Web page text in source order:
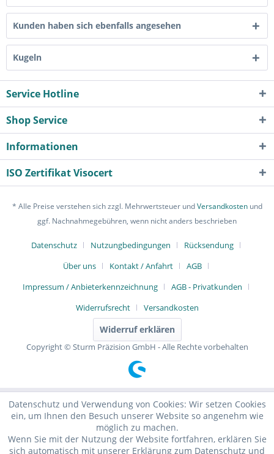
Kunden haben sich ebenfalls angesehen
Kugeln
Service Hotline
Shop Service
Informationen
ISO Zertifikat Visocert
* Alle Preise verstehen sich zzgl. Mehrwertsteuer undVersandkostenund
ggf. Nachnahmegebühren, wenn nicht anders beschrieben
Datenschutz Nutzungbedingungen
Rücksendung
Über uns
Kontakt / Anfahrt
AGB
Impressum / Anbieterkennzeichnung
AGB - Privatkunden
Widerrufsrecht
Versandkosten
Widerruf erklären
Copyright © Sturm Präzision GmbH - Alle Rechte vorbehalten
Datenschutz und Verwendung von Cookies: Wir setzen Cookies
ein, um Ihnen den Besuch unserer Website so angenehm wie
möglich zu machen.
Wenn Sie mit der Nutzung der Website fortfahren, erklären Sie
sich automatisch mit unserer Erklärung zum Datenschutz und